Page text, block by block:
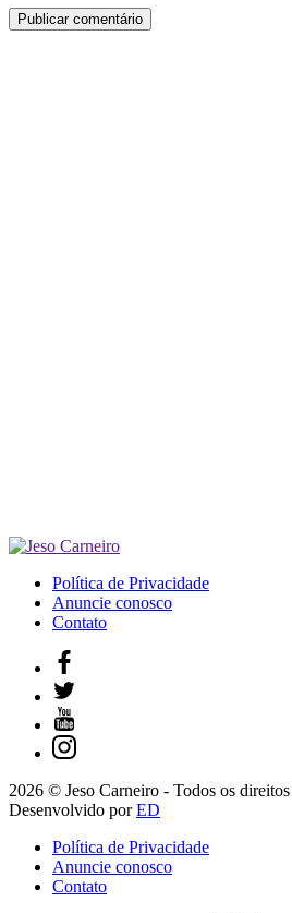
Política de Privacidade
Anuncie conosco
Contato
2026 © Jeso Carneiro - Todos os direitos
Desenvolvido porED
Política de Privacidade
Anuncie conosco
Contato